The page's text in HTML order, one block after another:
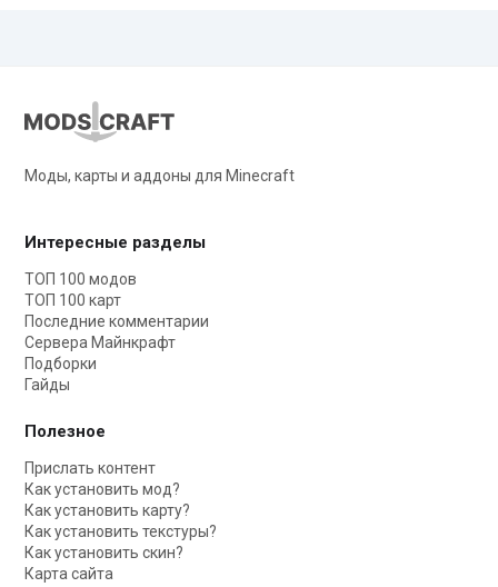
Моды, карты и аддоны для Minecraft
Интересные разделы
ТОП 100 модов
ТОП 100 карт
Последние комментарии
Сервера Майнкрафт
Подборки
Гайды
Полезное
Прислать контент
Как установить мод?
Как установить карту?
Как установить текстуры?
Как установить скин?
Карта сайта